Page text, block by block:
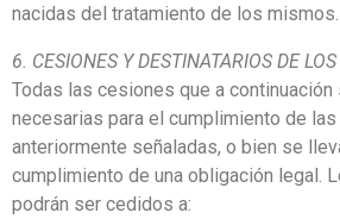
nacidas del tratamiento de los mismos.
6. CESIONES Y DESTINATARIOS DE
Todas las cesiones que a continuación
necesarias para el cumplimiento de
anteriormente señaladas, o bien se
cumplimiento de una obligación legal.
podrán ser cedidos a: